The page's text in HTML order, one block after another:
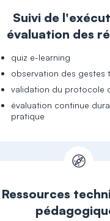
Suivi de
évaluation des
quiz e-learning
observation des gestes
validation du protocole
évaluation continue
pratique
Ressources